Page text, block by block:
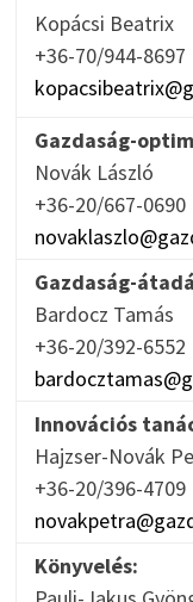
Kopácsi Beatrix
+36-70/944-8697
Gazdaság-
Novák László
+36-20/667-0690
Gazdaság-
Bardocz Tamás
+36-20/392-6552
Innovációs
Hajzser-Novák
+36-20/396-4709
Könyvelés: